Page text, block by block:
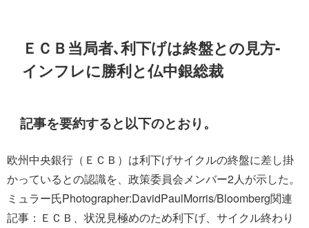
ＥＣＢ当局者､利下げは終盤との見方-
インフレに勝利と仏中銀総裁
記事を要約すると以下のとおり。
欧州中央銀行（ＥＣＢ）は利下げサイクルの終盤に差し掛
かっているとの認識を、政策委員会メンバー2人が示した。
ミュラー氏Photographer:DavidPaulMorris/Bloomberg関連
記事：ＥＣＢ、状況見極めのため利下げ、サイクル終わり